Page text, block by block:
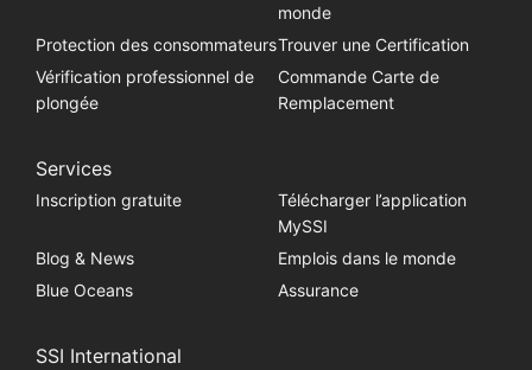
monde
Protection des consommateursTrouver une Certification
Vérification professionnel de
plongée
Commande Carte de
Remplacement
Services
Inscription gratuite
Télécharger l’application
MySSI
Blog & News
Emplois dans le monde
Blue Oceans
Assurance
SSI International